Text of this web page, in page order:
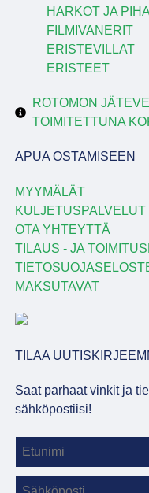
HARKOT JA
FILMIVANERIT
ERISTEVILLAT
ERISTEET
ROTOMON
TOIMITETTUNA
APUA OSTAMISEEN
MYYMÄLÄT
KULJETUSPALVELUT
OTA YHTEYTTÄ
TILAUS - JA
MAKSUTAVAT
TILAA
Saat parhaat vinkit ja
sähköpostiisi!